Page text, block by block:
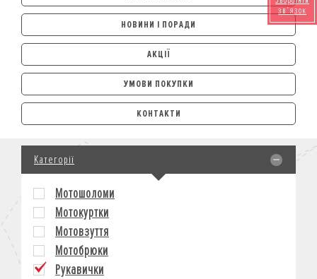
НОВИНИ І ПОРАДИ
АКЦІЇ
УМОВИ ПОКУПКИ
АВТОМОБІЛІ
ЛІЗИНГ
КРЕДИТ
СТРАХУВАННЯ
КОРПОРАТИВНИМ КЛІЄНТАМ
МОТОЦИКЛИ
КРЕДИТ
СТРАХУВАННЯ
КОРПОРАТИВНИМ КЛІЄНТАМ
КОНТАКТИ
зв'язок
Категорії
Мотошоломи
Мотокуртки
Мотовзуття
Мотобрюки
Рукавички